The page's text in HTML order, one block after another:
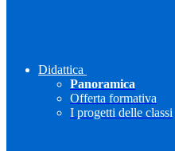
Didattica
Panoramica
Offerta formativa
I progetti delle classi